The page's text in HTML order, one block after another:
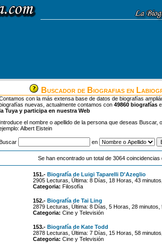
Buscador de Biografias en
con la más extensa base de datos de biografías
nuevas, actualmente contamos con 49860 biografías
Tuya y participa en nuestra Web
Introduce el nombre o apellido de la persona que deseas Buscar,
Albert Eistein
en
Se han encontrado un total de 3064 coincidencias
151.- Biografía de Luigi Taparelli D'Azeglio
2905 Lecturas, Última: 8 Días, 18 Horas, 43
Categoria: Filosofía
152.- Biografía de Tai Ling
2879 Lecturas, Última: 8 Días, 5 Horas, 28 minutos,
Categoria: Cine y Televisión
153.- Biografía de Kate Todd
2878 Lecturas, Última: 7 Días, 15 Horas, 58
Categoria: Cine y Televisión